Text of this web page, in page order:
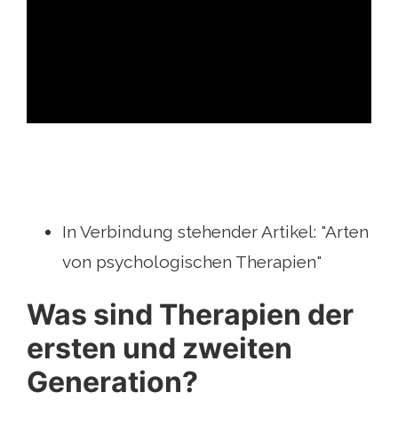
In Verbindung stehender Artikel: "Arten
von psychologischen Therapien"
Was sind Therapien der
ersten und zweiten
Generation?